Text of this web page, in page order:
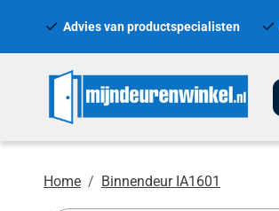
Advies van productspecialisten
Home Binnendeur IA1601